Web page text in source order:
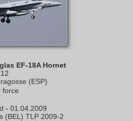
EF-18A Hornet
(ESP)
force
- 01.04.2009
(BEL) TLP 2009-2